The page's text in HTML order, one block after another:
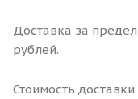
Доставка за
рублей.
Стоимость